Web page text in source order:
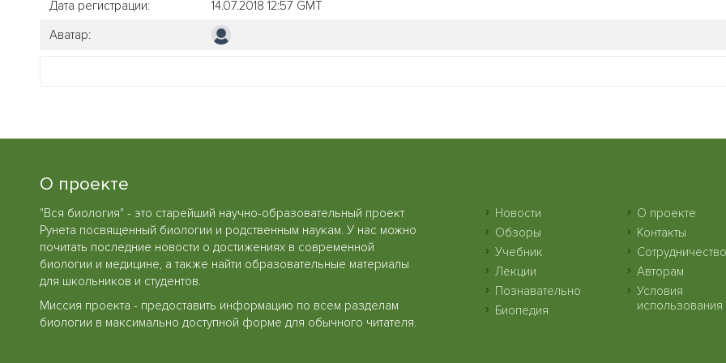
Дата регистрации:
14.07.2018 12:57 GMT
Аватар:
О проекте
"Вся биология" - это старейший научно-образовательный проект
Рунета посвященный биологии и родственным наукам. У нас можно
почитать последние новости о достижениях в современной
биологии и медицине, а также найти образовательные материалы
для школьников и студентов.
Миссия проекта - предоставить информацию по всем разделам
биологии в максимально доступной форме для обычного читателя.
Новости
Обзоры
Учебник
Лекции
Познавательно
Биопедия
О проекте
Контакты
Сотрудничество
Авторам
Условия
использования